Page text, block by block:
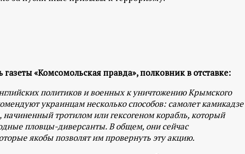
«Комсомольская правда», полковник в отставке:
политиков и военных к уничтожению Крымского
украинцам несколько способов: самолет камикадзе
тротилом или гексогеном корабль, который
пловцы-диверсанты. В общем, они сейчас
якобы позволят им провернуть эту акцию.